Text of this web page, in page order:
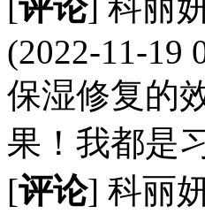
(2022-11-19
保湿修复的
果！我都是
[评论] 科丽